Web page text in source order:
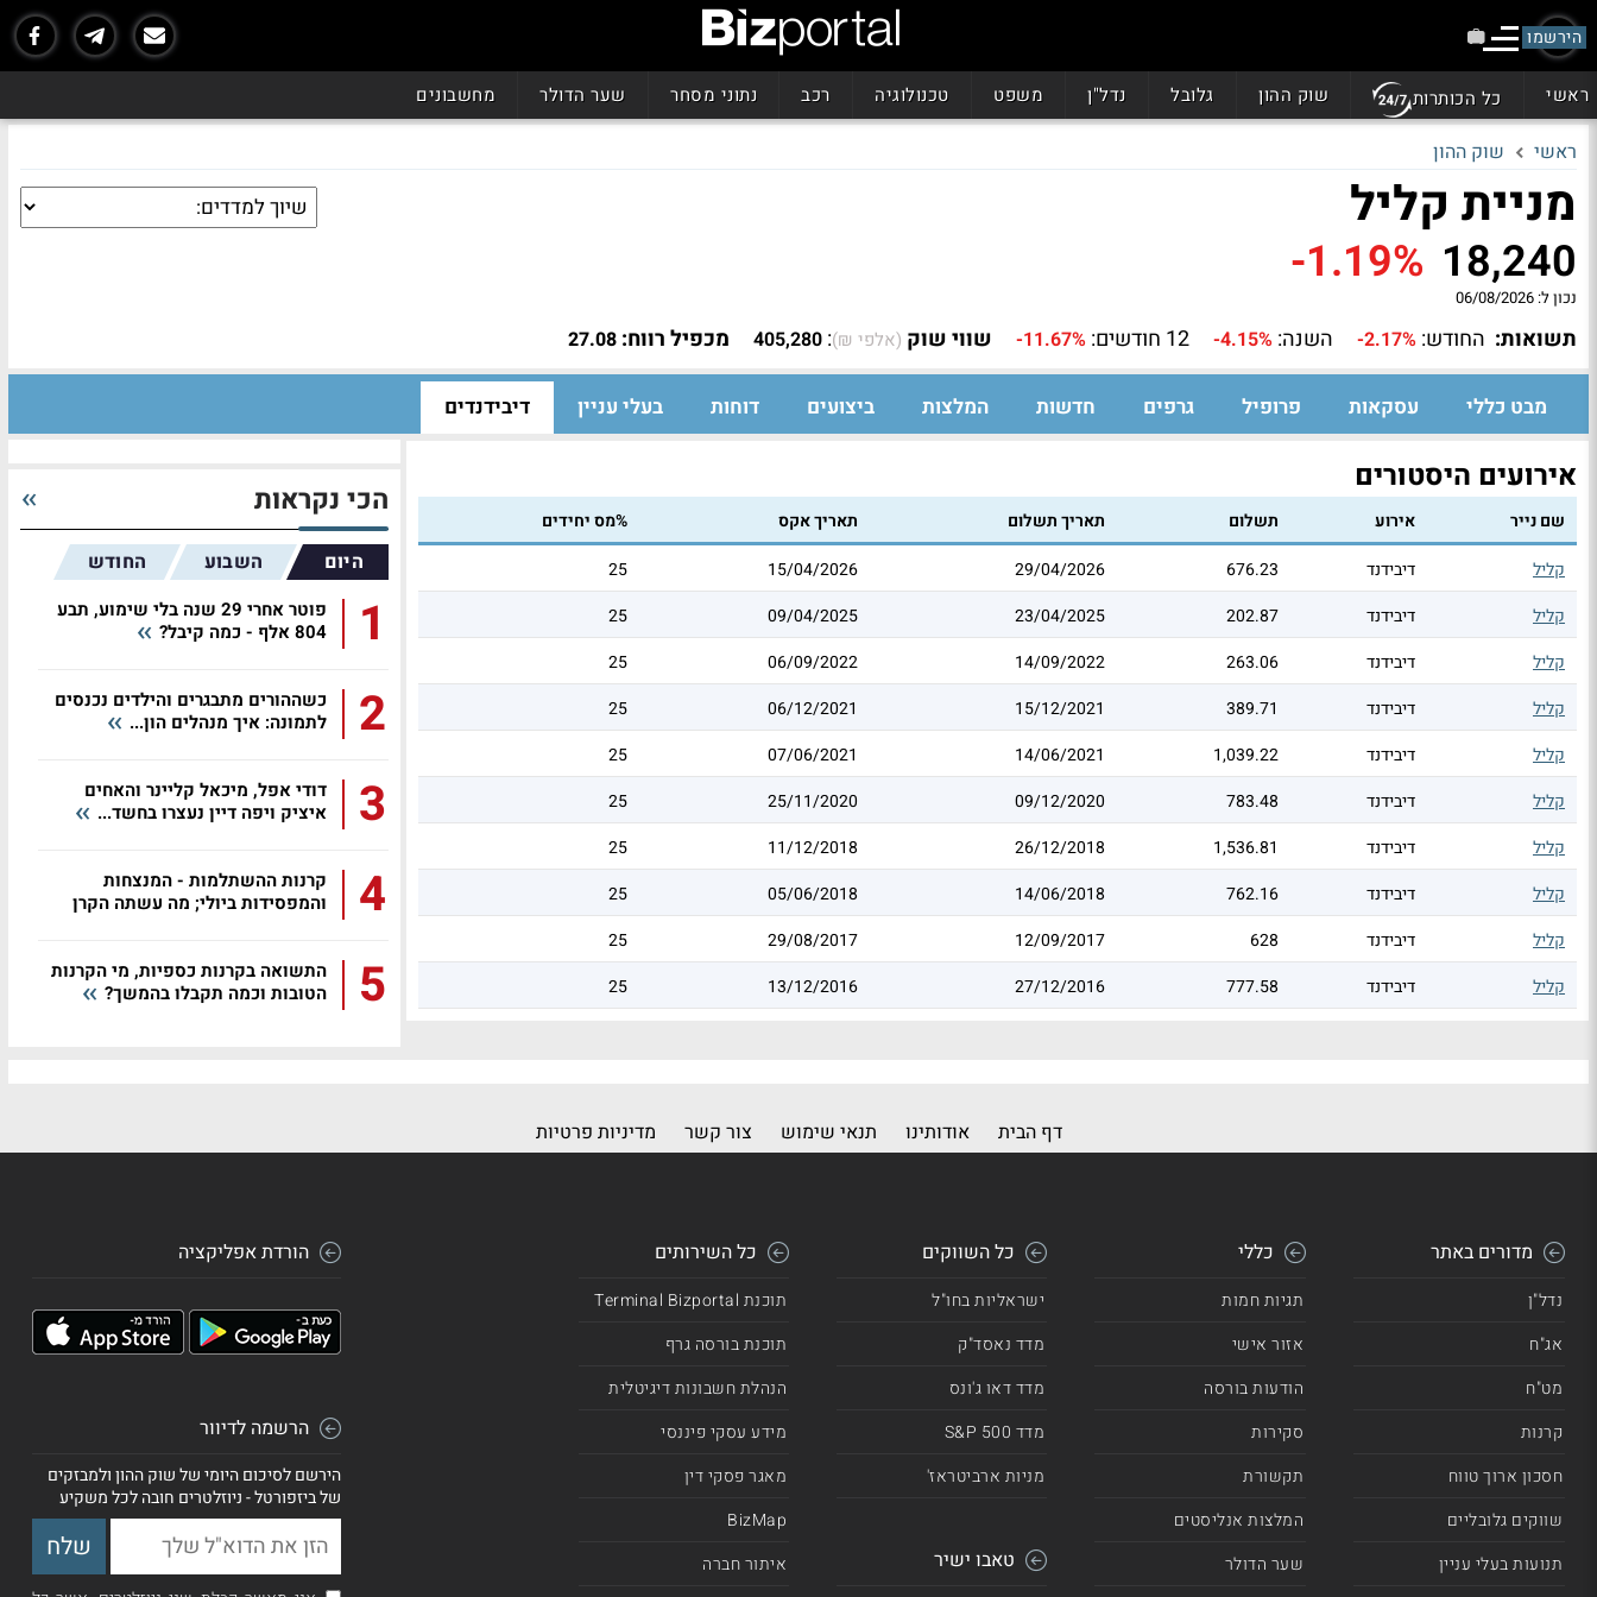
הירשמו
ראשי כל הכותרות שוק ההון גלובל נדל"ן משפט טכנולוגיה רכב נתוני מסחר שער הדולר מחשבונים
ראשי שוק ההון
מניית קליל
18,240
-1.19%
נכון ל: 06/08/2026
תשואות: החודש: -2.17% השנה: -4.15% 12 חודשים: -11.67% שווי שוק (אלפי ₪):
405,280 מכפיל רווח: 27.08
מבט כללי עסקאות פרופיל גרפים חדשות המלצות ביצועים דוחות בעלי עניין דיבידנדים
אירועים היסטורים
שם נייר אירוע תשלום תאריך תשלום תאריך אקס
%מס יחידים
קליל
דיבידנד 676.23
29/04/2026
15/04/2026
25
קליל
דיבידנד 202.87
23/04/2025
09/04/2025
25
קליל
דיבידנד 263.06
14/09/2022
06/09/2022
25
קליל
דיבידנד 389.71
15/12/2021
06/12/2021
25
קליל
דיבידנד 1,039.22
14/06/2021
07/06/2021
25
קליל
דיבידנד 783.48
09/12/2020
25/11/2020
25
קליל
דיבידנד 1,536.81
26/12/2018
11/12/2018
25
קליל
דיבידנד 762.16
14/06/2018
05/06/2018
25
קליל
דיבידנד 628
12/09/2017
29/08/2017
25
קליל
דיבידנד 777.58
27/12/2016
13/12/2016
25
הכי נקראות
היום השבוע החודש
1
פוטר אחרי 29 שנה בלי שימוע, תבע
804 אלף - כמה קיבל?
2
כשההורים מתבגרים והילדים נכנסים
לתמונה: איך מנהלים הון...
3
דודי אפל, מיכאל קליינר והאחים
איציק ויפה דיין נעצרו בחשד...
4
קרנות ההשתלמות - המנצחות
והמפסידות ביולי; מה עשתה הקרן
5
התשואה בקרנות כספיות, מי הקרנות
הטובות וכמה תקבלו בהמשך?
דף הבית אודותינו תנאי שימוש צור קשר מדיניות פרטיות
מדורים באתר
נדל"ן
אג"ח
מט"ח
קרנות
חסכון ארוך טווח
שווקים גלובליים
תנועות בעלי עניין
כללי
תגיות חמות
אזור אישי
הודעות בורסה
סקירות
תקשורת
המלצות אנליסטים
שער הדולר
כל השווקים
ישראליות בחו"ל
מדד נאסד"ק
מדד דאו ג'ונס
מדד 500 S&P
מניות ארביטראז'
טאבו ישיר
כל השירותים
תוכנת Terminal Bizportal
תוכנת בורסה גרף
הנהלת חשבונות דיגיטלית
מידע עסקי פיננסי
מאגר פסקי דין
BizMap
איתור חברה
הורדת אפליקציה
הרשמה לדיוור
הירשם לסיכום היומי של שוק ההון ולמבזקים
של ביזפורטל - ניוזלטרים חובה לכל משקיע